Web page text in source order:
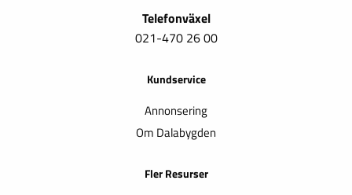
Telefonväxel
021-470 26 00
Kundservice
Annonsering
Om Dalabygden
Fler Resurser